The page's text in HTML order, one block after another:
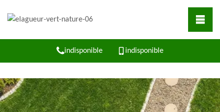
indisponible indisponible